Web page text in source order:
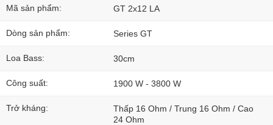
Mã sản phẩm: GT 2x12 LA
Dòng sản phẩm: Series GT
Loa Bass: 30cm
Công suất: 1900 W - 3800 W
Trở kháng:
Thấp 16 Ohm / Trung 16 Ohm / Cao
24 Ohm